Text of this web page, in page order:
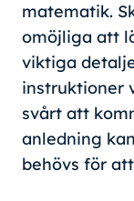
matematik.
omöjliga att
viktiga
instruktioner
svårt att
anledning
behövs för